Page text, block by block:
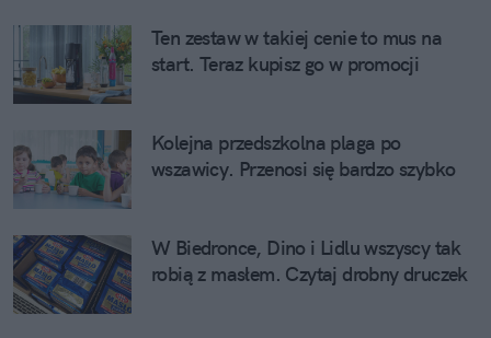
Ten zestaw w takiej cenie to mus na
start. Teraz kupisz go w promocji
Kolejna przedszkolna plaga po
wszawicy. Przenosi się bardzo szybko
W Biedronce, Dino i Lidlu wszyscy tak
robią z masłem. Czytaj drobny druczek